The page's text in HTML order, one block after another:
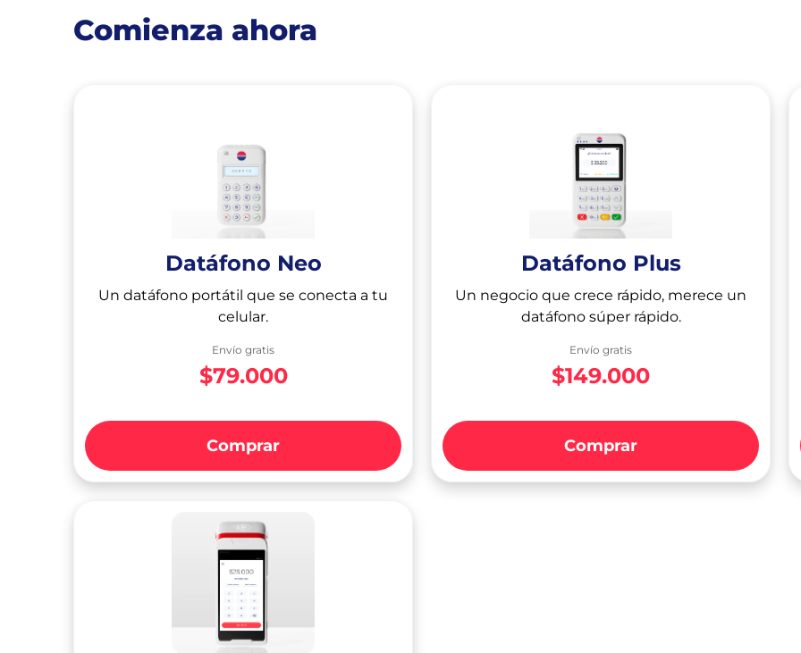
Comienza ahora
Datáfono Neo
Un datáfono portátil que se conecta a tu
celular.
Envío gratis
$79.000
Comprar
Datáfono Plus
Un negocio que crece rápido, merece un
datáfono súper rápido.
Envío gratis
$149.000
Comprar